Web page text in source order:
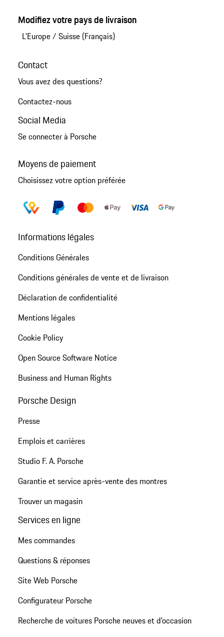
Modifiez votre pays de livraison
L'Europe/ Suisse (Français)
Contact
Vous avez des questions?
Contactez-nous
Social Media
Se connecter à Porsche
Moyens de paiement
Choisissez votre option préférée
Informations légales
Conditions Générales
Conditions générales de vente et de livraison
Déclaration de confidentialité
Mentions légales
Cookie Policy
Open Source Software Notice
Business and Human Rights
Porsche Design
Presse
Emplois et carrières
Studio F. A. Porsche
Garantie et service après-vente des montres
Trouver un magasin
Services en ligne
Mes commandes
Questions & réponses
Site Web Porsche
Configurateur Porsche
Recherche de voitures Porsche neuves et d'occasion